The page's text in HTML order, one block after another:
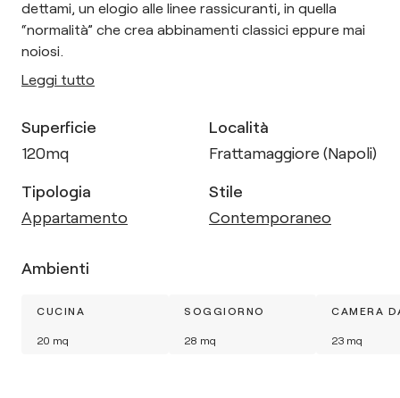
dettami, un elogio alle linee rassicuranti, in quella
“normalità” che crea abbinamenti classici eppure mai
noiosi.
Leggi tutto
Superficie
120mq
Località
Frattamaggiore (Napoli)
Tipologia
Appartamento
Stile
Contemporaneo
Ambienti
CUCINA
20 mq
SOGGIORNO
28 mq
CAMERA
23 mq